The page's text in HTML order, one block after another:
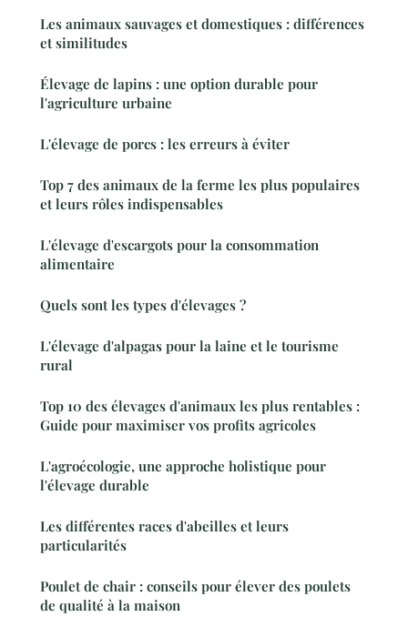
Les animaux sauvages et domestiques : différences
et similitudes
Élevage de lapins : une option durable pour
l'agriculture urbaine
L'élevage de porcs : les erreurs à éviter
Top 7 des animaux de la ferme les plus populaires
et leurs rôles indispensables
L'élevage d'escargots pour la consommation
alimentaire
Quels sont les types d'élevages ?
L'élevage d'alpagas pour la laine et le tourisme
rural
Top 10 des élevages d'animaux les plus rentables :
Guide pour maximiser vos profits agricoles
L'agroécologie, une approche holistique pour
l'élevage durable
Les différentes races d'abeilles et leurs
particularités
Poulet de chair : conseils pour élever des poulets
de qualité à la maison